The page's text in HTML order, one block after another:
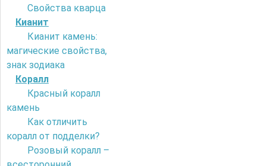
Свойства кварца
Кианит
Кианит камень:
магические свойства,
знак зодиака
Коралл
Красный коралл
камень
Как отличить
коралл от подделки?
Розовый коралл –